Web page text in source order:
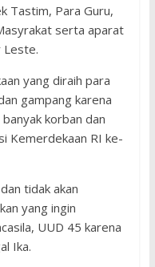
Tastim, Para Guru,
serta aparat
Leste.
yang diraih para
gampang karena
korban dan
Kemerdekaan RI ke-
tidak akan
yang ingin
UUD 45 karena
Ika.